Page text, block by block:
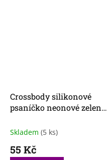
Crossbody silikonové
psaníčko neonové zelené
Skladem (5 ks)
55 Kč